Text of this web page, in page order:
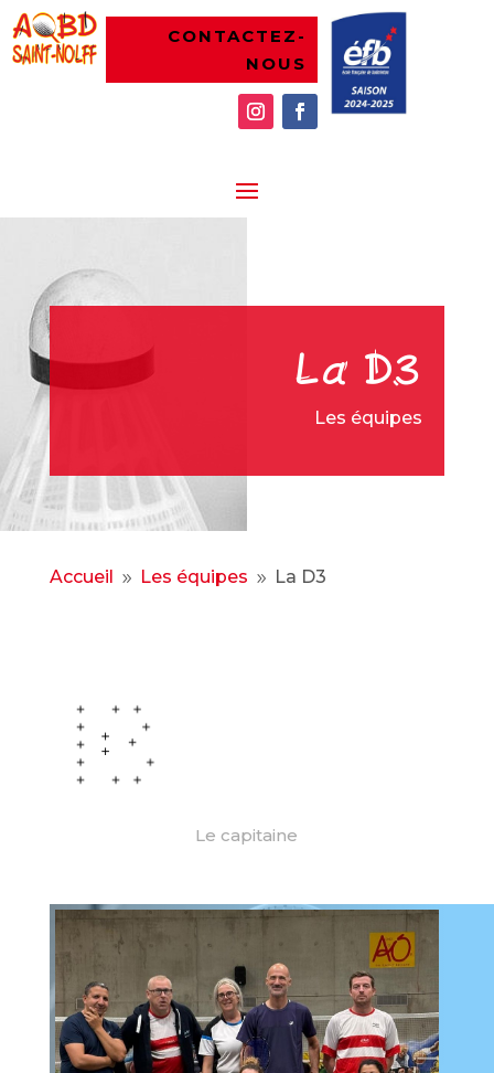
CONTACTEZ-
NOUS
La D3
Les équipes
Accueil 9 Les équipes 9 La D3
Le capitaine